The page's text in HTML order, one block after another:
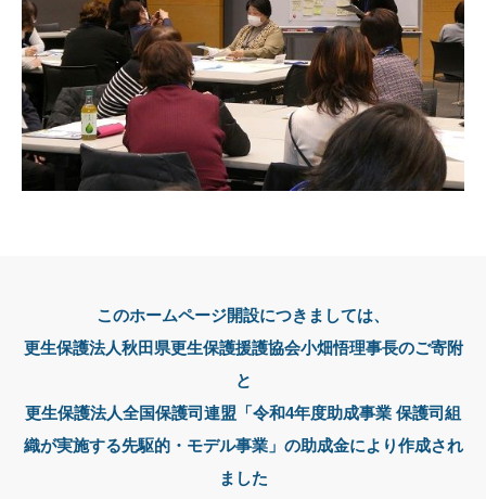
このホームページ開設につきましては、
更生保護法人秋田県更生保護援護協会小畑悟理事長のご寄附
と
更生保護法人全国保護司連盟「令和4年度助成事業 保護司組
織が実施する先駆的・モデル事業」の助成金により作成され
ました